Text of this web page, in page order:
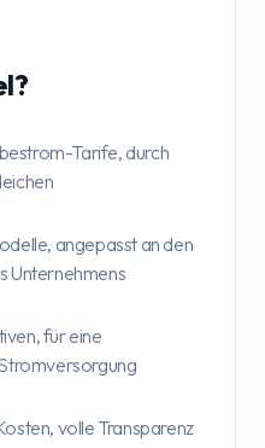
Tarife, durch
angepasst an den
Unternehmens
für eine
volle Transparenz